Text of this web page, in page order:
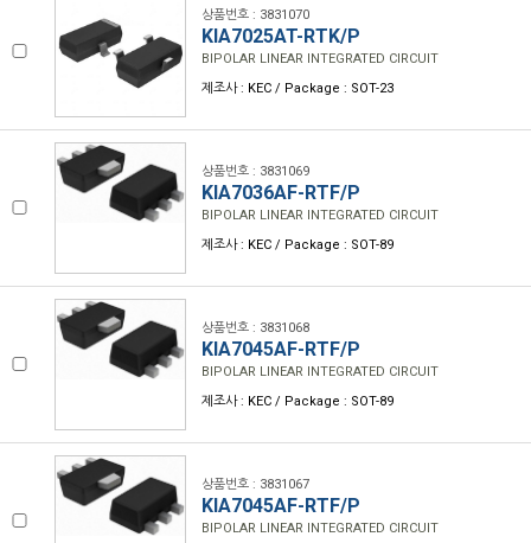
상품번호 : 3831070
KIA7025AT-RTK/P
BIPOLAR LINEAR INTEGRATED CIRCUIT
제조사 : KEC / Package : SOT-23
상품번호 : 3831069
KIA7036AF-RTF/P
BIPOLAR LINEAR INTEGRATED CIRCUIT
제조사 : KEC / Package : SOT-89
상품번호 : 3831068
KIA7045AF-RTF/P
BIPOLAR LINEAR INTEGRATED CIRCUIT
제조사 : KEC / Package : SOT-89
상품번호 : 3831067
KIA7045AF-RTF/P
BIPOLAR LINEAR INTEGRATED CIRCUIT